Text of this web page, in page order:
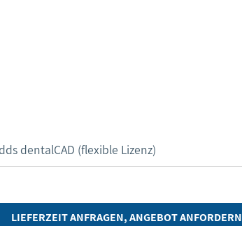
dentalCAD (flexible Lizenz)
LIEFERZEIT ANFRAGEN, ANGEBOT ANFORDERN